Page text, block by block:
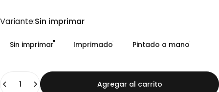
Variante
Variante:Sin imprimar
Sin imprimar Imprimado Pintado a mano
Cantidad
Agregar al carrito